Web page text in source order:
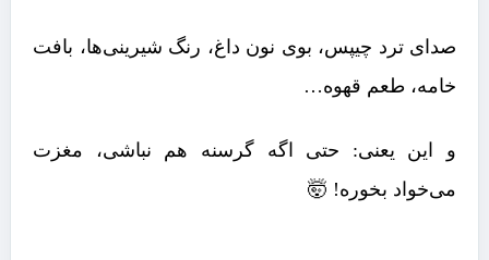
صدای ترد چیپس، بوی نون داغ، رنگ شیرینی‌ها، بافت
خامه، طعم قهوه…
و این یعنی: حتی اگه گرسنه هم نباشی، مغزت
می‌خواد بخوره! 🤯